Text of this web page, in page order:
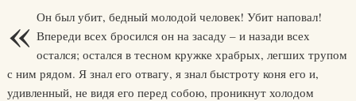
« Он был убит, бедный молодой человек! Убит наповал!
Впереди всех бросился он на засаду – и назади всех
остался; остался в тесном кружке храбрых, легших трупом
с ним рядом. Я знал его отвагу, я знал быстроту коня его и,
удивленный, не видя его перед собою, проникнут холодом